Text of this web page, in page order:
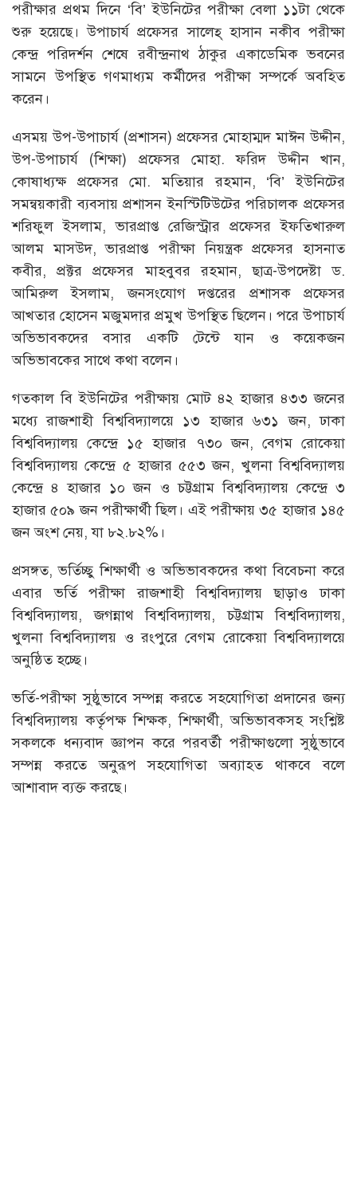
পরীক্ষার প্রথম দিনে ‘বি’ ইউনিটের পরীক্ষা বেলা ১১টা থেকে
শুরু হয়েছে। উপাচার্য প্রফেসর সালেহ্ হাসান নকীব পরীক্ষা
কেন্দ্র পরিদর্শন শেষে রবীন্দ্রনাথ ঠাকুর একাডেমিক ভবনের
সামনে উপস্থিত গণমাধ্যম কর্মীদের পরীক্ষা সম্পর্কে অবহিত
করেন।
এসময় উপ-উপাচার্য (প্রশাসন) প্রফেসর মোহাম্মদ মাঈন উদ্দীন,
উপ-উপাচার্য (শিক্ষা) প্রফেসর মোহা. ফরিদ উদ্দীন খান,
কোষাধ্যক্ষ প্রফেসর মো. মতিয়ার রহমান, ‘বি’ ইউনিটের
সমন্বয়কারী ব্যবসায় প্রশাসন ইনস্টিটিউটের পরিচালক প্রফেসর
শরিফুল ইসলাম, ভারপ্রাপ্ত রেজিস্ট্রার প্রফেসর ইফতিখারুল
আলম মাসউদ, ভারপ্রাপ্ত পরীক্ষা নিয়ন্ত্রক প্রফেসর হাসনাত
কবীর, প্রক্টর প্রফেসর মাহবুবর রহমান, ছাত্র-উপদেষ্টা ড.
আমিরুল ইসলাম, জনসংযোগ দপ্তরের প্রশাসক প্রফেসর
আখতার হোসেন মজুমদার প্রমুখ উপস্থিত ছিলেন। পরে উপাচার্য
অভিভাবকদের বসার একটি টেন্টে যান ও কয়েকজন
অভিভাবকের সাথে কথা বলেন।
গতকাল বি ইউনিটের পরীক্ষায় মোট ৪২ হাজার ৪৩৩ জনের
মধ্যে রাজশাহী বিশ্ববিদ্যালয়ে ১৩ হাজার ৬৩১ জন, ঢাকা
বিশ্ববিদ্যালয় কেন্দ্রে ১৫ হাজার ৭৩০ জন, বেগম রোকেয়া
বিশ্ববিদ্যালয় কেন্দ্রে ৫ হাজার ৫৫৩ জন, খুলনা বিশ্ববিদ্যালয়
কেন্দ্রে ৪ হাজার ১০ জন ও চট্টগ্রাম বিশ্ববিদ্যালয় কেন্দ্রে ৩
হাজার ৫০৯ জন পরীক্ষার্থী ছিল। এই পরীক্ষায় ৩৫ হাজার ১৪৫
জন অংশ নেয়, যা ৮২.৮২%।
প্রসঙ্গত, ভর্তিচ্ছু শিক্ষার্থী ও অভিভাবকদের কথা বিবেচনা করে
এবার ভর্তি পরীক্ষা রাজশাহী বিশ্ববিদ্যালয় ছাড়াও ঢাকা
বিশ্ববিদ্যালয়, জগন্নাথ বিশ্ববিদ্যালয়, চট্টগ্রাম বিশ্ববিদ্যালয়,
খুলনা বিশ্ববিদ্যালয় ও রংপুরে বেগম রোকেয়া বিশ্ববিদ্যালয়ে
অনুষ্ঠিত হচ্ছে।
ভর্তি-পরীক্ষা সুষ্ঠুভাবে সম্পন্ন করতে সহযোগিতা প্রদানের জন্য
বিশ্ববিদ্যালয় কর্তৃপক্ষ শিক্ষক, শিক্ষার্থী, অভিভাবকসহ সংশ্লিষ্ট
সকলকে ধন্যবাদ জ্ঞাপন করে পরবর্তী পরীক্ষাগুলো সুষ্ঠুভাবে
সম্পন্ন করতে অনুরূপ সহযোগিতা অব্যাহত থাকবে বলে
আশাবাদ ব্যক্ত করছে।